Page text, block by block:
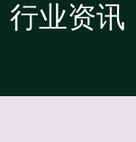
行业资讯